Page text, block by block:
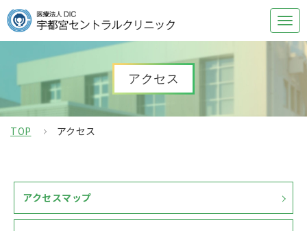
アクセス
TOP アクセス
アクセスマップ